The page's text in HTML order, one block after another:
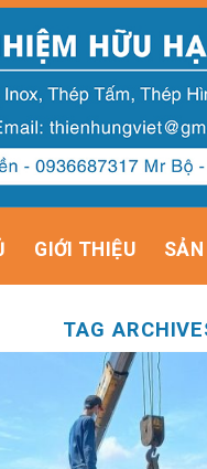
GIỚI THIỆU
TAG